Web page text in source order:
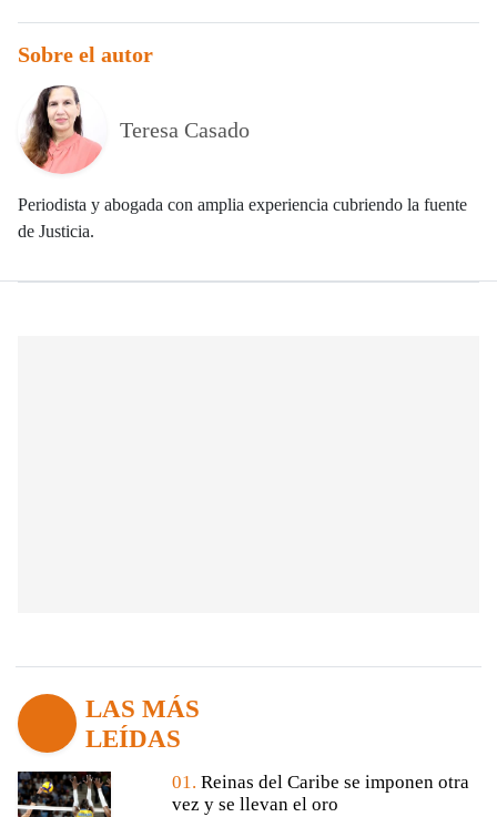
Sobre el autor
Teresa Casado
Periodista y abogada con amplia experiencia cubriendo la fuente
de Justicia.
LAS MÁS
LEÍDAS
01. Reinas del Caribe se imponen otra
vez y se llevan el oro